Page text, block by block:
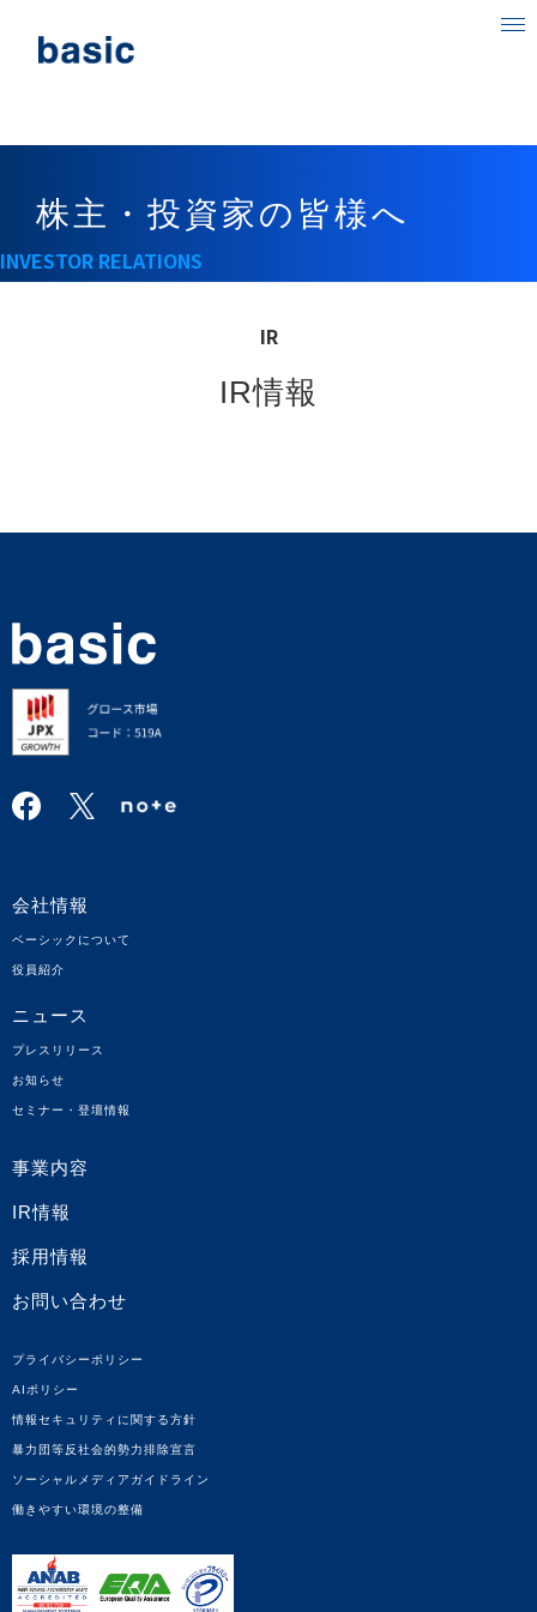
目指す社会
採用情報
株主・投資家の皆様へ
INVESTOR RELATIONS
IR
IR情報
会社情報
ベーシックについて
役員紹介
ニュース
プレスリリース
お知らせ
セミナー・登壇情報
事業内容
IR情報
採用情報
お問い合わせ
プライバシーポリシー
AIポリシー
情報セキュリティに関する方針
暴力団等反社会的勢力排除宣言
ソーシャルメディアガイドライン
働きやすい環境の整備